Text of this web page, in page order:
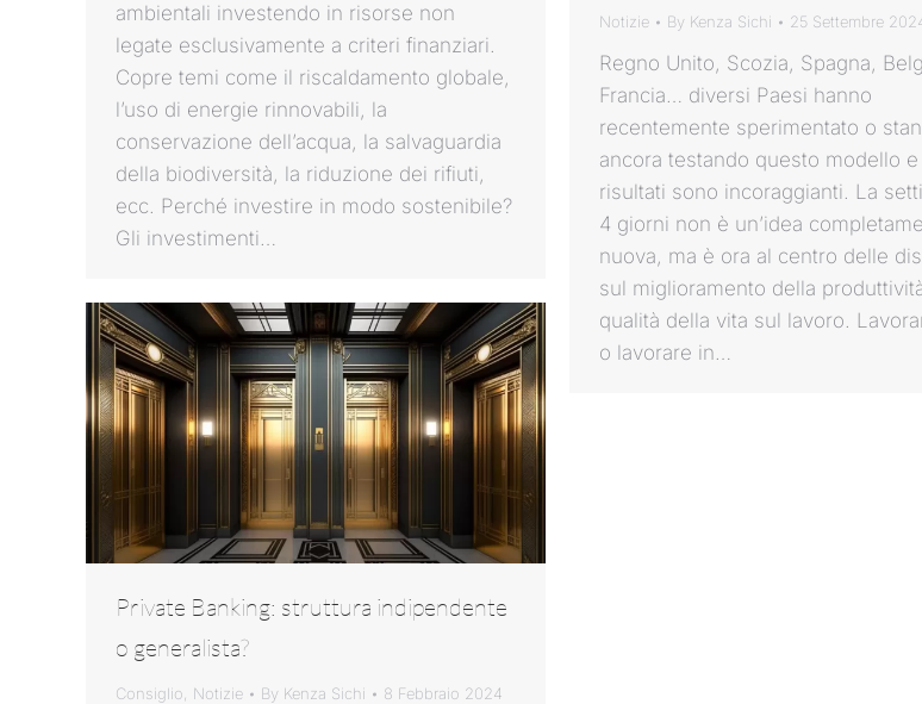
ambientali investendo in risorse non
legate esclusivamente a criteri finanziari.
Copre temi come il riscaldamento globale,
l’uso di energie rinnovabili, la
conservazione dell’acqua, la salvaguardia
della biodiversità, la riduzione dei rifiuti,
ecc. Perché investire in modo sostenibile?
Gli investimenti…
Notizie By Kenza Sichi 25 Settembre
Regno Unito, Scozia, Spagna,
Francia… diversi Paesi hanno
recentemente sperimentato o
ancora testando questo modello e
risultati sono incoraggianti. La
4 giorni non è un’idea
nuova, ma è ora al centro delle
sul miglioramento della
qualità della vita sul lavoro.
o lavorare in…
Private Banking: struttura indipendente
o generalista?
Consiglio Notizie By Kenza Sichi 8 Febbraio 2024